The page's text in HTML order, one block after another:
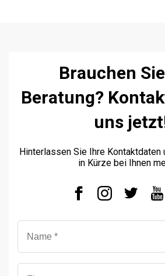
Brauchen
Beratung?
uns
Hinterlassen Sie Ihre Kontaktdaten
in Kürze bei Ihnen